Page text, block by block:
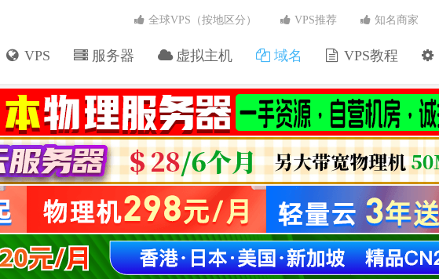
VPS 服务器 虚拟主机 域名 VPS教程
全球VPS（按地区分） VPS推荐 知名商家